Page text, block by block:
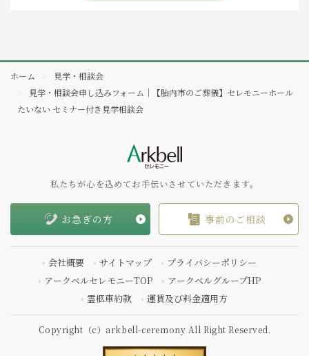
ホーム
見学・相談会
見学・相談会申し込みフォーム｜【胎内市のご葬儀】セレモニーホール
たいない セミナー付き見学相談会
私たちが心を込めてお手伝いさせていただきます。
お急ぎの方 事前のご相談
会社概要 サイトマップ
プライバシーポリシー
アークベルセレモニーTOP
アークベルグループHP
霊柩車約款
運賃及び料金適用方
Copyright（c）arkbell-ceremony All Right Reserved.